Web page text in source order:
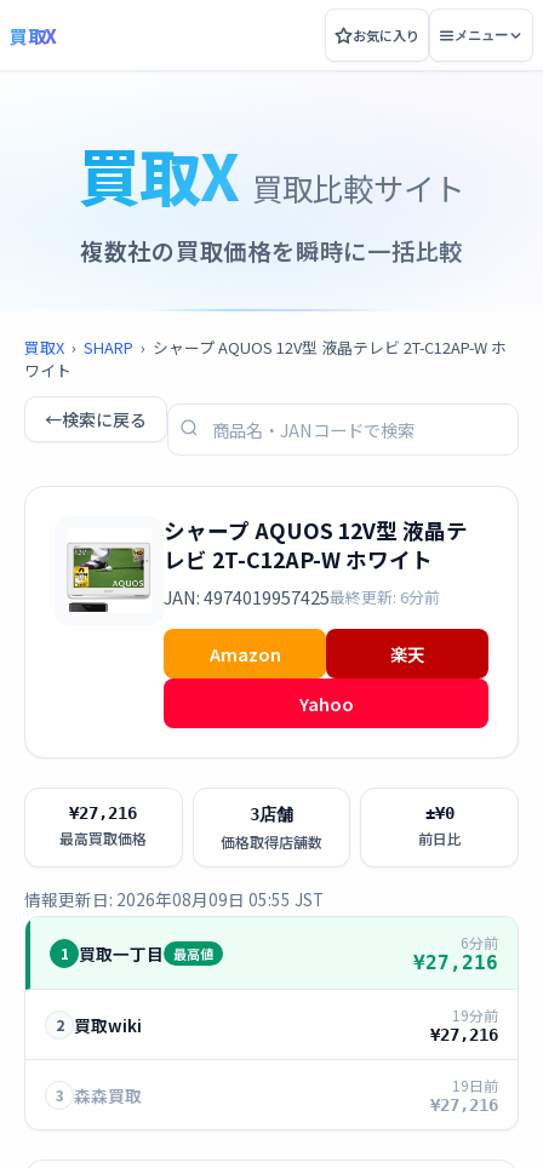
買取X お気に入り メニュー
買取X 買取比較サイト
複数社の買取価格を瞬時に一括比較
買取X › SHARP › シャープ AQUOS 12V型 液晶テレビ 2T-C12AP-W ホ
ワイト
←検索に戻る
シャープ AQUOS 12V型 液晶テ
レビ 2T-C12AP-W ホワイト
JAN: 4974019957425最終更新: 6分前
Amazon
楽天
Yahoo
¥27,216
最高買取価格
3店舗
価格取得店舗数
±¥0
前日比
情報更新日: 2026年08月09日 05:55 JST
1 買取一丁目 最高値
6分前
¥27,216
2 買取wiki 19分前
¥27,216
3 森森買取 19日前
¥27,216